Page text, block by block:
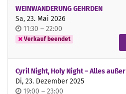
WEINWANDERUNG GEHRDEN
Sa, 23. Mai 2026
Uhrzeit
11:30 –bis
22:00
Verkauf beendet
Cyril Night, Holy Night – Alles
Di, 23. Dezember 2025
Uhrzeit
19:00 –bis
23:00